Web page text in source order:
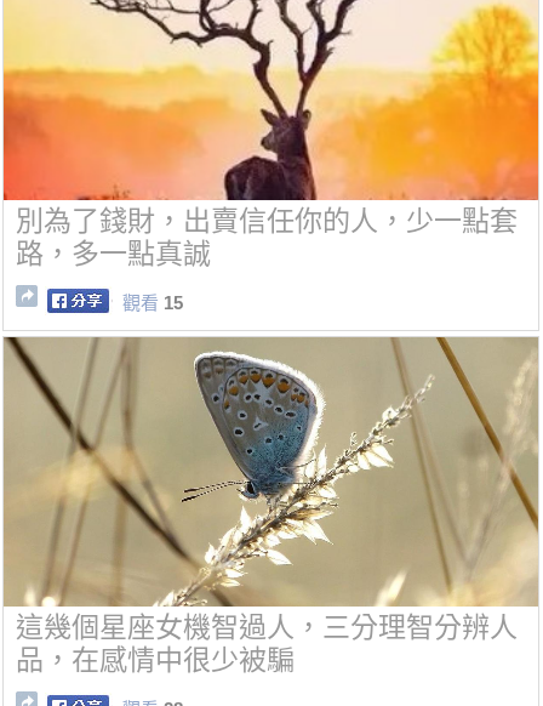
別為了錢財，出賣信任你的人，少一點套
路，多一點真誠
觀看 15
這幾個星座女機智過人，三分理智分辨人
品，在感情中很少被騙